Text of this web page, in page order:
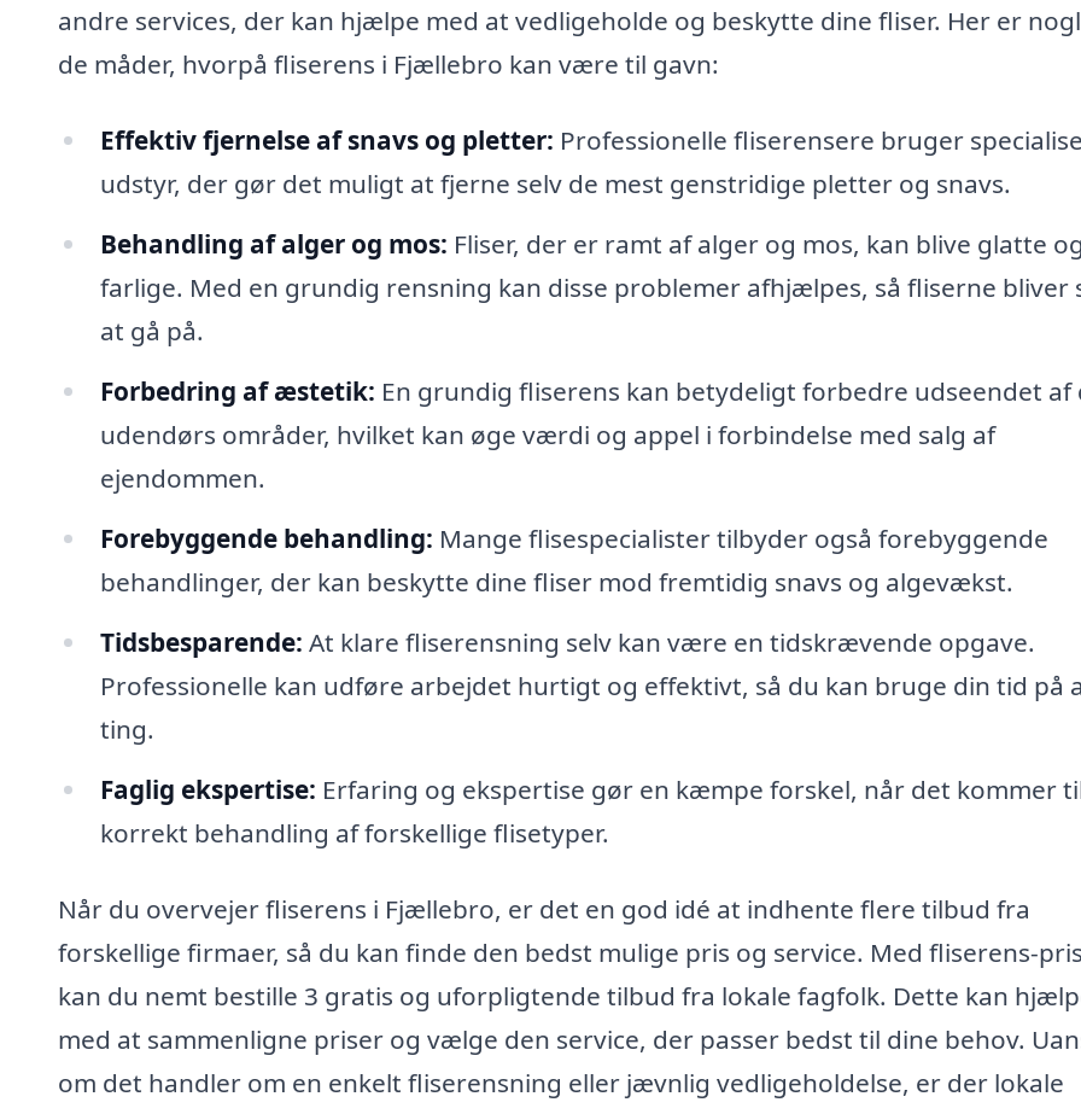
andre services, der kan hjælpe med at vedligeholde og beskytte dine fliser. Her er
de måder, hvorpå fliserens i Fjællebro kan være til gavn:
Effektiv fjernelse af snavs og pletter: Professionelle fliserensere bruger
udstyr, der gør det muligt at fjerne selv de mest genstridige pletter og snavs.
Behandling af alger og mos: Fliser, der er ramt af alger og mos, kan blive glatte og
farlige. Med en grundig rensning kan disse problemer afhjælpes, så fliserne bliver
at gå på.
Forbedring af æstetik: En grundig fliserens kan betydeligt forbedre udseendet af
udendørs områder, hvilket kan øge værdi og appel i forbindelse med salg af
ejendommen.
Forebyggende behandling: Mange flisespecialister tilbyder også forebyggende
behandlinger, der kan beskytte dine fliser mod fremtidig snavs og algevækst.
Tidsbesparende: At klare fliserensning selv kan være en tidskrævende opgave.
Professionelle kan udføre arbejdet hurtigt og effektivt, så du kan bruge din tid på
ting.
Faglig ekspertise: Erfaring og ekspertise gør en kæmpe forskel, når det kommer
korrekt behandling af forskellige flisetyper.
Når du overvejer fliserens i Fjællebro, er det en god idé at indhente flere tilbud fra
forskellige firmaer, så du kan finde den bedst mulige pris og service. Med fliserens-
kan du nemt bestille 3 gratis og uforpligtende tilbud fra lokale fagfolk. Dette kan
med at sammenligne priser og vælge den service, der passer bedst til dine behov.
om det handler om en enkelt fliserensning eller jævnlig vedligeholdelse, er der lokale